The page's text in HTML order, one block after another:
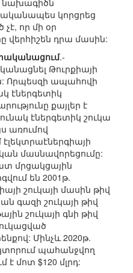
կորցրեց
որ մի օր
վերհիշեն դրա մասին:
.-
Թուրքիայի
Որպեսզի ապահովի
էներգետիկ
քայլեր է
էներգետիկ շուկա
առումով
մասնավորեցումը:
մրցակցային
են 2001թ.
շուկայի մասին թիվ
գազի շուկայի թիվ
շուկայի գնի թիվ
Մինչև 2020թ.
պահանջվող
է մոտ $120 մլրդ: